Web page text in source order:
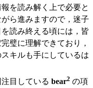
を読み解く上で必要と
ら進みますので，迷子
読み終える頃には，皆
璧に理解できており，
キルも手にしているは
目している bear2 の項